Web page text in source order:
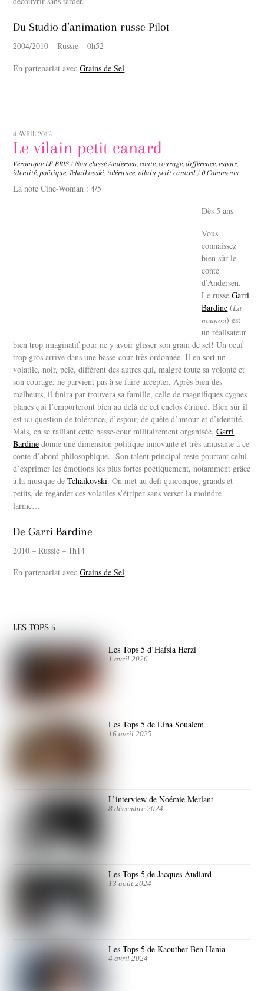
Du Studio d’animation russe Pilot
2004/2010 – Russie – 0h52
En partenariat avecGrains de Sel
4 AVRIL 2012
Le vilain petit canard
Véronique LE BRIS / Non classé Andersen,conte,courage,différence,espoir,
identité,politique,Tchaikovski, tolérance,vilain petit canard / 0 Comments
La note Cine-Woman : 4/5
Dès 5 ans
Vous
connaissez
bien sûr le
conte
d’Andersen.
Le russeGarri
Bardine (La
nounou) est
un réalisateur
bien trop imaginatif pour ne y avoir glisser son grain de sel! Un oeuf
trop gros arrive dans une basse-cour très ordonnée. Il en sort un
volatile, noir, pelé, différent des autres qui, malgré toute sa volonté et
son courage, ne parvient pas à se faire accepter. Après bien des
malheurs, il finira par trouvera sa famille, celle de magnifiques cygnes
blancs qui l’emporteront bien au delà de cet enclos étriqué. Bien sûr il
est ici question de tolérance, d’espoir, de quête d’amour et d’identité.
Mais, en se raillant cette basse-cour militairement organisée,Garri
Bardine donne une dimension politique innovante et très amusante à ce
conte d’abord philosophique. Son talent principal reste pourtant celui
d’exprimer les émotions les plus fortes poétiquement, notamment grâce
à la musique deTchaikovski. On met au défi quiconque, grands et
petits, de regarder ces volatiles s’étriper sans verser la moindre
larme…
De Garri Bardine
2010 – Russie – 1h14
En partenariat avecGrains de Sel
LES TOPS 5
Les Tops 5 d’Hafsia Herzi
1 avril 2026
Les Tops 5 de Lina Soualem
16 avril 2025
L’interview de Noémie Merlant
8 décembre 2024
Les Tops 5 de Jacques Audiard
13 août 2024
Les Tops 5 de Kaouther Ben Hania
4 avril 2024